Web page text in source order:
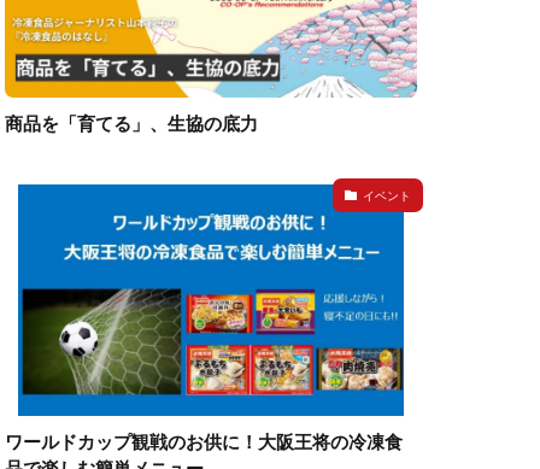
商品を「育てる」、生協の底力
イベント
ワールドカップ観戦のお供に！大阪王将の冷凍食